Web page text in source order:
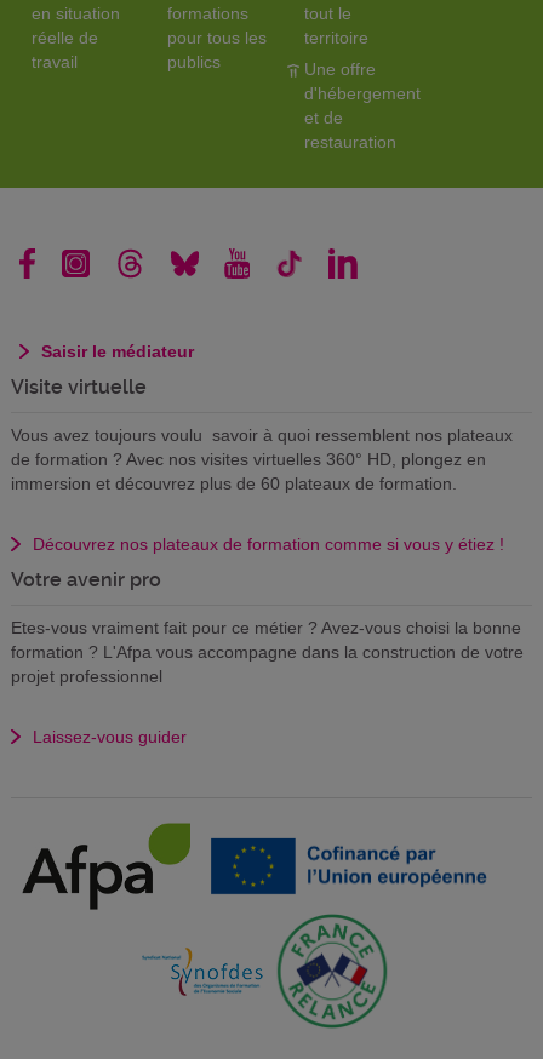
en situation
réelle de
travail
formations
pour tous les
publics
tout le
territoire
Une offre
d'hébergement
et de
restauration
Saisir le médiateur
Visite virtuelle
Vous avez toujours voulu savoir à quoi ressemblent nos plateaux
de formation ? Avec nos visites virtuelles 360° HD, plongez en
immersion et découvrez plus de 60 plateaux de formation.
Découvrez nos plateaux de formation comme si vous y étiez !
Votre avenir pro
Etes-vous vraiment fait pour ce métier ? Avez-vous choisi la bonne
formation ? L'Afpa vous accompagne dans la construction de votre
projet professionnel
Laissez-vous guider